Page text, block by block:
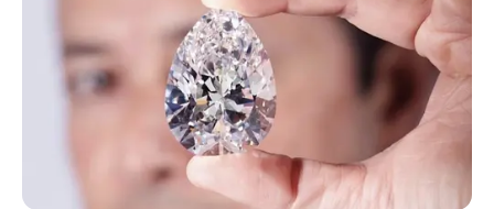
ΒΕΒΑΙΑ. ΚΑΙ ΕΝΝΟΕΙΤΕ ΤΟ ΚΑΛΥΤΕΡΟ ΓΙΑ ΤΗΝ ΥΓΕΙΑ
ΜΑΣ. ΔΕΝ ΜΑΣ ΛΕΝΕ ΟΛΟΙ ΝΑ ΚΟΨΟΥΜΕ ΤΟ ΚΟΚΚΙΝΟ
ΚΡΕΑΣ; Ε ΝΑ ΕΝΑΣ ΤΡΟΠΟΣ ΝΑ ΤΟ ΚΑΝΟΥΜΕ. ΝΑ ΤΡΩΜΕ
ΕΚΤΥΠΩΜΕΝΟ ΨΕΥΤΙΚΟ ΚΡΕΑΣ. ΠΩΣ ΤΗΝ ΘΕΛΕΤΕ ΤΗΝ
ΜΠΡΙΖΟΛΑ ΣΑΣ ΕΙΠΑΜΕ;